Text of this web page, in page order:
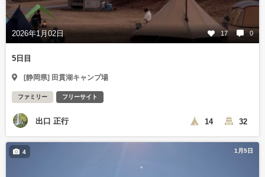
2026年1月02日 17 0
5日目
[静岡県] 田貫湖キャンプ場
ファミリー フリーサイト
出口 正行 14 32
1月5日
4